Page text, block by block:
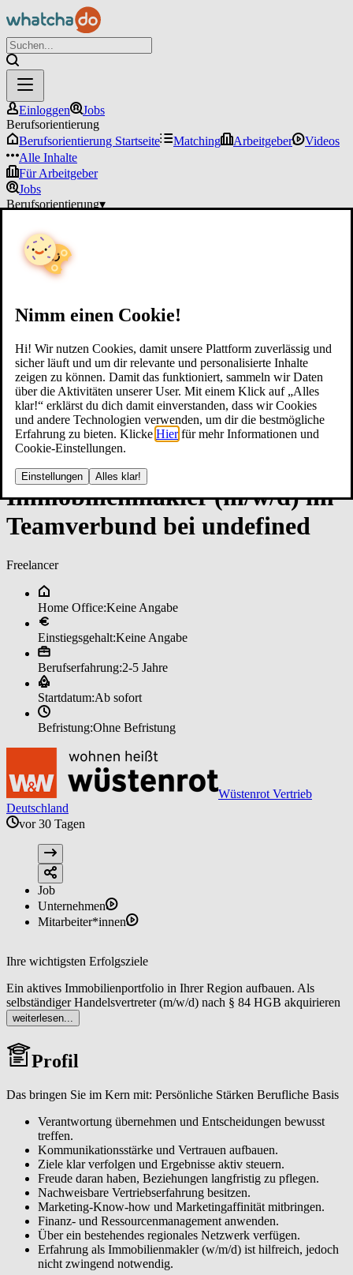
Nimm einen Cookie!
Hi! Wir nutzen Cookies, damit unsere Plattform zuverlässig und
sicher läuft und um dir relevante und personalisierte Inhalte
zeigen zu können. Damit das funktioniert, sammeln wir Daten
über die Aktivitäten unserer User. Mit einem Klick auf „Alles
klar!“ erklärst du dich damit einverstanden, dass wir Cookies
und andere Technologien verwenden, um dir die bestmögliche
Erfahrung zu bieten. Klicke Hier für mehr Informationen und
Cookie-Einstellungen.
Einstellungen Alles klar!
Einloggen
Jobs
Berufsorientierung
Berufsorientierung Startseite
Matching Arbeitgeber
Videos
Alle Inhalte
Für Arbeitgeber
Jobs
Berufsorientierung▾
Im­mo­bi­li­en­mak­ler (m/w/d) im
­Team­ver­bun­d bei un­de­fi­ned
Freelancer
Home Office:Keine Angabe
Einstiegsgehalt:Keine Angabe
Berufserfahrung:2-5 Jahre
Startdatum:Ab sofort
Befristung:Ohne Befristung
Wüstenrot Vertrieb
Deutschland
vor 30 Tagen
Job
Unternehmen
Mitarbeiter*innen
Ihre wichtigsten Erfolgsziele
Ein aktives Immobilienportfolio in Ihrer Region aufbauen. Als
selbständiger Handelsvertreter (m/w/d) nach § 84 HGB akquirieren
Sie regelmäßig neue Objekte sowie Interessentinnen und
Interessenten mit dem Ergebnis einer stabilen Pipeline an
Vermittlungsmandaten, die planbare Umsätze ermöglicht.
Eigentümerinnen und Eigentümer sowie Interessentinnen und
führen. Von der normierten Immobilienbewertung über individuelle
Vermarktungskonzepte bis zur Vertragsunterzeichnung generieren
Sie eine hohe Kundenzufriedenheit, Wiederempfehlungen und
erfolgreiche Vermittlungen.
Als lokaler Immobilienexperte (m/w/d) sichtbar werden. Sie
analysieren Ihren Markt, erkennen Chancen frühzeitig und
entwickeln eigene Marketingmaßnahmen, die Sie in Ihrer Region
eindeutig positionieren, um eine spürbare Reichweite und ein
wachsendes Standing als verlässliche Ansprechperson zu erreichen.
Ein tragfähiges Netzwerk aufbauen und pflegen. Sie erschließen das
W&W Netzwerk und etablieren ein persönliches Partnernetzwerk
weiterlesen...
Profil
Das bringen Sie im Kern mit: Persönliche Stärken Berufliche Basis
Verantwortung übernehmen und Entscheidungen bewusst
treffen.
Kommunikationsstärke und Vertrauen aufbauen.
Ziele klar verfolgen und Ergebnisse aktiv steuern.
Freude daran haben, Beziehungen langfristig zu pflegen.
Nachweisbare Vertriebserfahrung besitzen.
Marketing-Know-how und Marketingaffinität mitbringen.
Finanz- und Ressourcenmanagement anwenden.
Über ein bestehendes regionales Netzwerk verfügen.
Erfahrung als Immobilienmakler (w/m/d) ist hilfreich, jedoch
nicht zwingend notwendig.